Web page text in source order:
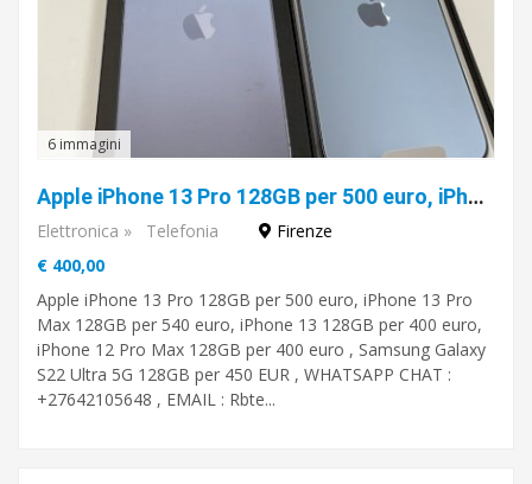
6 immagini
Apple iPhone 13 Pro 128GB per 500 euro, iPhone 13 Pro Max 128GB per 540 euro, iPhone 13 128GB per 400 euro
Elettronica » Telefonia
Firenze
€ 400,00
Apple iPhone 13 Pro 128GB per 500 euro, iPhone 13 Pro
Max 128GB per 540 euro, iPhone 13 128GB per 400 euro,
iPhone 12 Pro Max 128GB per 400 euro , Samsung Galaxy
S22 Ultra 5G 128GB per 450 EUR , WHATSAPP CHAT :
+27642105648 , EMAIL : Rbte...